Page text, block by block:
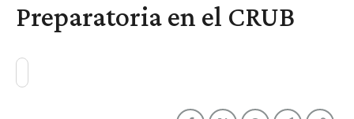
Preparatoria en el CRUB